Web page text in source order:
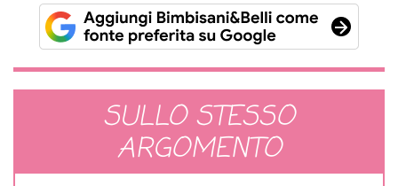
SULLO STESSO
ARGOMENTO